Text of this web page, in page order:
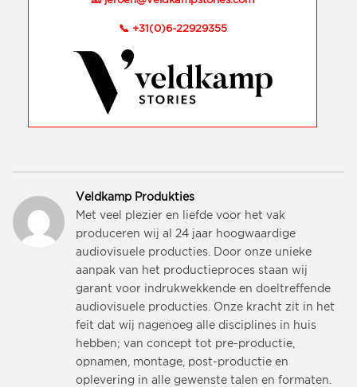
📞 +31(0)6-22929355
Veldkamp Produkties
Met veel plezier en liefde voor het vak
produceren wij al 24 jaar hoogwaardige
audiovisuele producties. Door onze unieke
aanpak van het productieproces staan wij
garant voor indrukwekkende en doeltreffende
audiovisuele producties. Onze kracht zit in het
feit dat wij nagenoeg alle disciplines in huis
hebben; van concept tot pre-productie,
opnamen, montage, post-productie en
oplevering in alle gewenste talen en formaten.